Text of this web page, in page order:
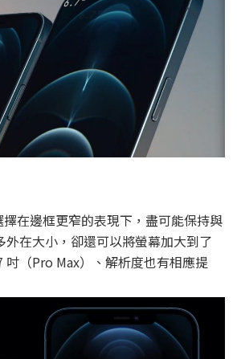
在邊框更窄的表現下，盡可能保持與
外在大小，卻還可以將螢幕加大到了
吋（Pro Max）、解析度也有相應提